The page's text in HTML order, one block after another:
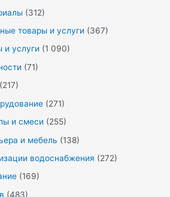
(312)
товары и услуги (367)
и услуги (1 090)
(71)
(217)
(271)
и смеси (255)
и мебель (138)
водоснабжения (272)
(169)
(483)